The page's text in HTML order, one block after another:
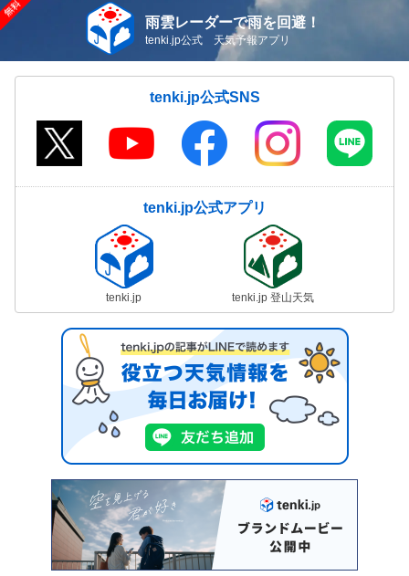
雨雲レーダーで雨を回避！
tenki.jp公式 天気予報アプリ
tenki.jp公式SNS
tenki.jp公式アプリ
tenki.jp tenki.jp 登山天気